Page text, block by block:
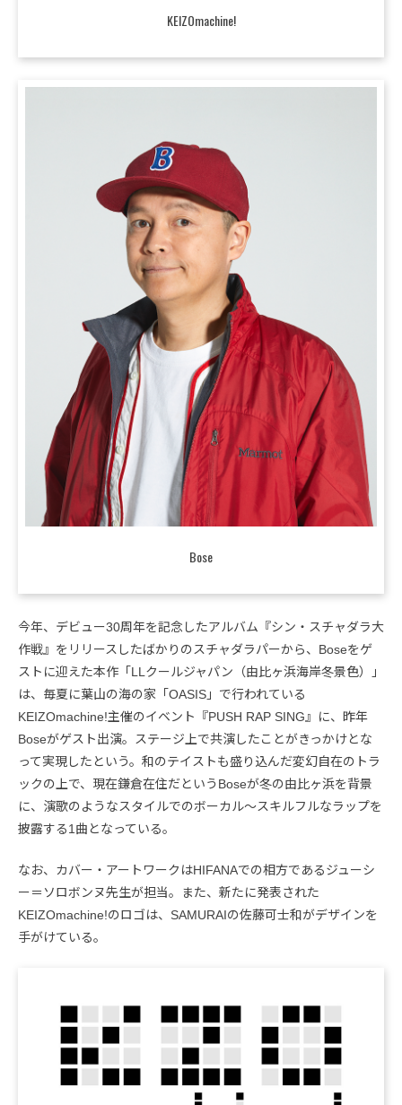
KEIZOmachine!
Bose
今年、デビュー30周年を記念したアルバム『シン・スチャダラ大
作戦』をリリースしたばかりのスチャダラパーから、Boseをゲ
ストに迎えた本作「LLクールジャパン（由比ヶ浜海岸冬景色）」
は、毎夏に葉山の海の家「OASIS」で行われている
KEIZOmachine!主催のイベント『PUSH RAP SING』に、昨年
Boseがゲスト出演。ステージ上で共演したことがきっかけとな
って実現したという。和のテイストも盛り込んだ変幻自在のトラ
ックの上で、現在鎌倉在住だというBoseが冬の由比ヶ浜を背景
に、演歌のようなスタイルでのボーカル〜スキルフルなラップを
披露する1曲となっている。
なお、カバー・アートワークはHIFANAでの相方であるジューシ
ー＝ソロボンヌ先生が担当。また、新たに発表された
KEIZOmachine!のロゴは、SAMURAIの佐藤可士和がデザインを
手がけている。